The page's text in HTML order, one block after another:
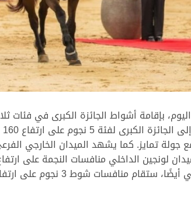
سم، يعقبها شوط 5 نجوم على ارتفاع 150 سم من جولتين.